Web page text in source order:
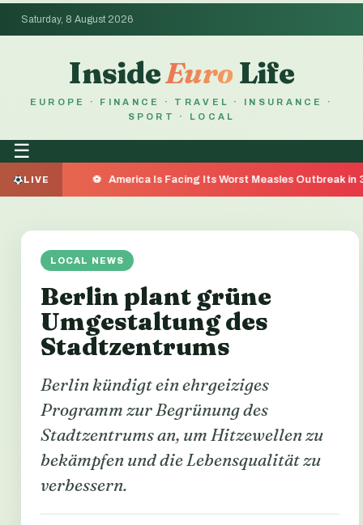
Saturday, 8 August 2026
InsideEuro Life
EUROPE · FINANCE · TRAVEL · INSURANCE ·
SPORT · LOCAL
☰
LIVEAmerica Is Facing Its Worst Measles Outbreak in 35 Years —
LOCAL NEWS
Berlin plant grüne
Umgestaltung des
Stadtzentrums
Berlin kündigt ein ehrgeiziges
Programm zur Begrünung des
Stadtzentrums an, um Hitzewellen zu
bekämpfen und die Lebensqualität zu
verbessern.